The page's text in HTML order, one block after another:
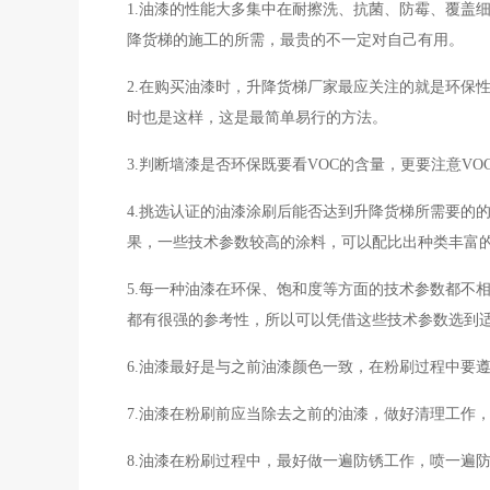
1.油漆的性能大多集中在耐擦洗、抗菌、防霉、覆盖
降货梯的施工的所需，最贵的不一定对自己有用。
2.在购买油漆时，升降货梯厂家最应关注的就是环保
时也是这样，这是最简单易行的方法。
3.判断墙漆是否环保既要看VOC的含量，更要注意
4.挑选认证的油漆涂刷后能否达到升降货梯所需要的
果，一些技术参数较高的涂料，可以配比出种类丰富
5.每一种油漆在环保、饱和度等方面的技术参数都不
都有很强的参考性，所以可以凭借这些技术参数选到
6.油漆最好是与之前油漆颜色一致，在粉刷过程中要
7.油漆在粉刷前应当除去之前的油漆，做好清理工作
8.油漆在粉刷过程中，最好做一遍防锈工作，喷一遍